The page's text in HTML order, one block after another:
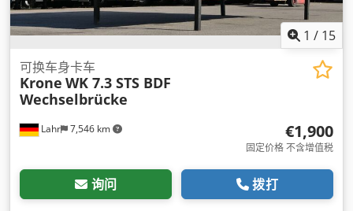
1 / 15
Lahr 7,546 km
可换车身卡车
Krone WK 7.3 STS BDF
Wechselbrücke
€1,900
固定价格 不含增值税
询问 拨打